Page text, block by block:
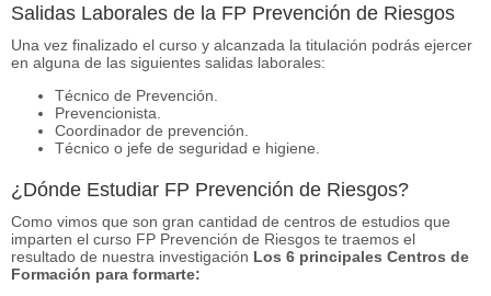
Salidas Laborales de la FP Prevención de Riesgos
Una vez finalizado el curso y alcanzada la titulación podrás ejercer
en alguna de las siguientes salidas laborales:
Técnico de Prevención.
Prevencionista.
Coordinador de prevención.
Técnico o jefe de seguridad e higiene.
¿Dónde Estudiar FP Prevención de Riesgos?
Como vimos que son gran cantidad de centros de estudios que
imparten el curso FP Prevención de Riesgos te traemos el
resultado de nuestra investigación Los 6 principales Centros de
Formación para formarte: